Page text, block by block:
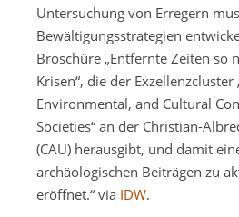
Untersuchung von Erregern
Bewältigungsstrategien
Broschüre „Entfernte Zeiten so
Krisen“, die der Exzellenzcluster
Environmental, and Cultural
Societies“ an der Christian-
(CAU) herausgibt, und damit
archäologischen Beiträgen zu
eröffnet.“ via IDW.